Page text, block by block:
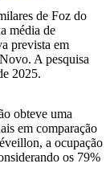
de Foz do
média de
prevista em
A pesquisa
2025.
obteve uma
em comparação
a ocupação
os 79%